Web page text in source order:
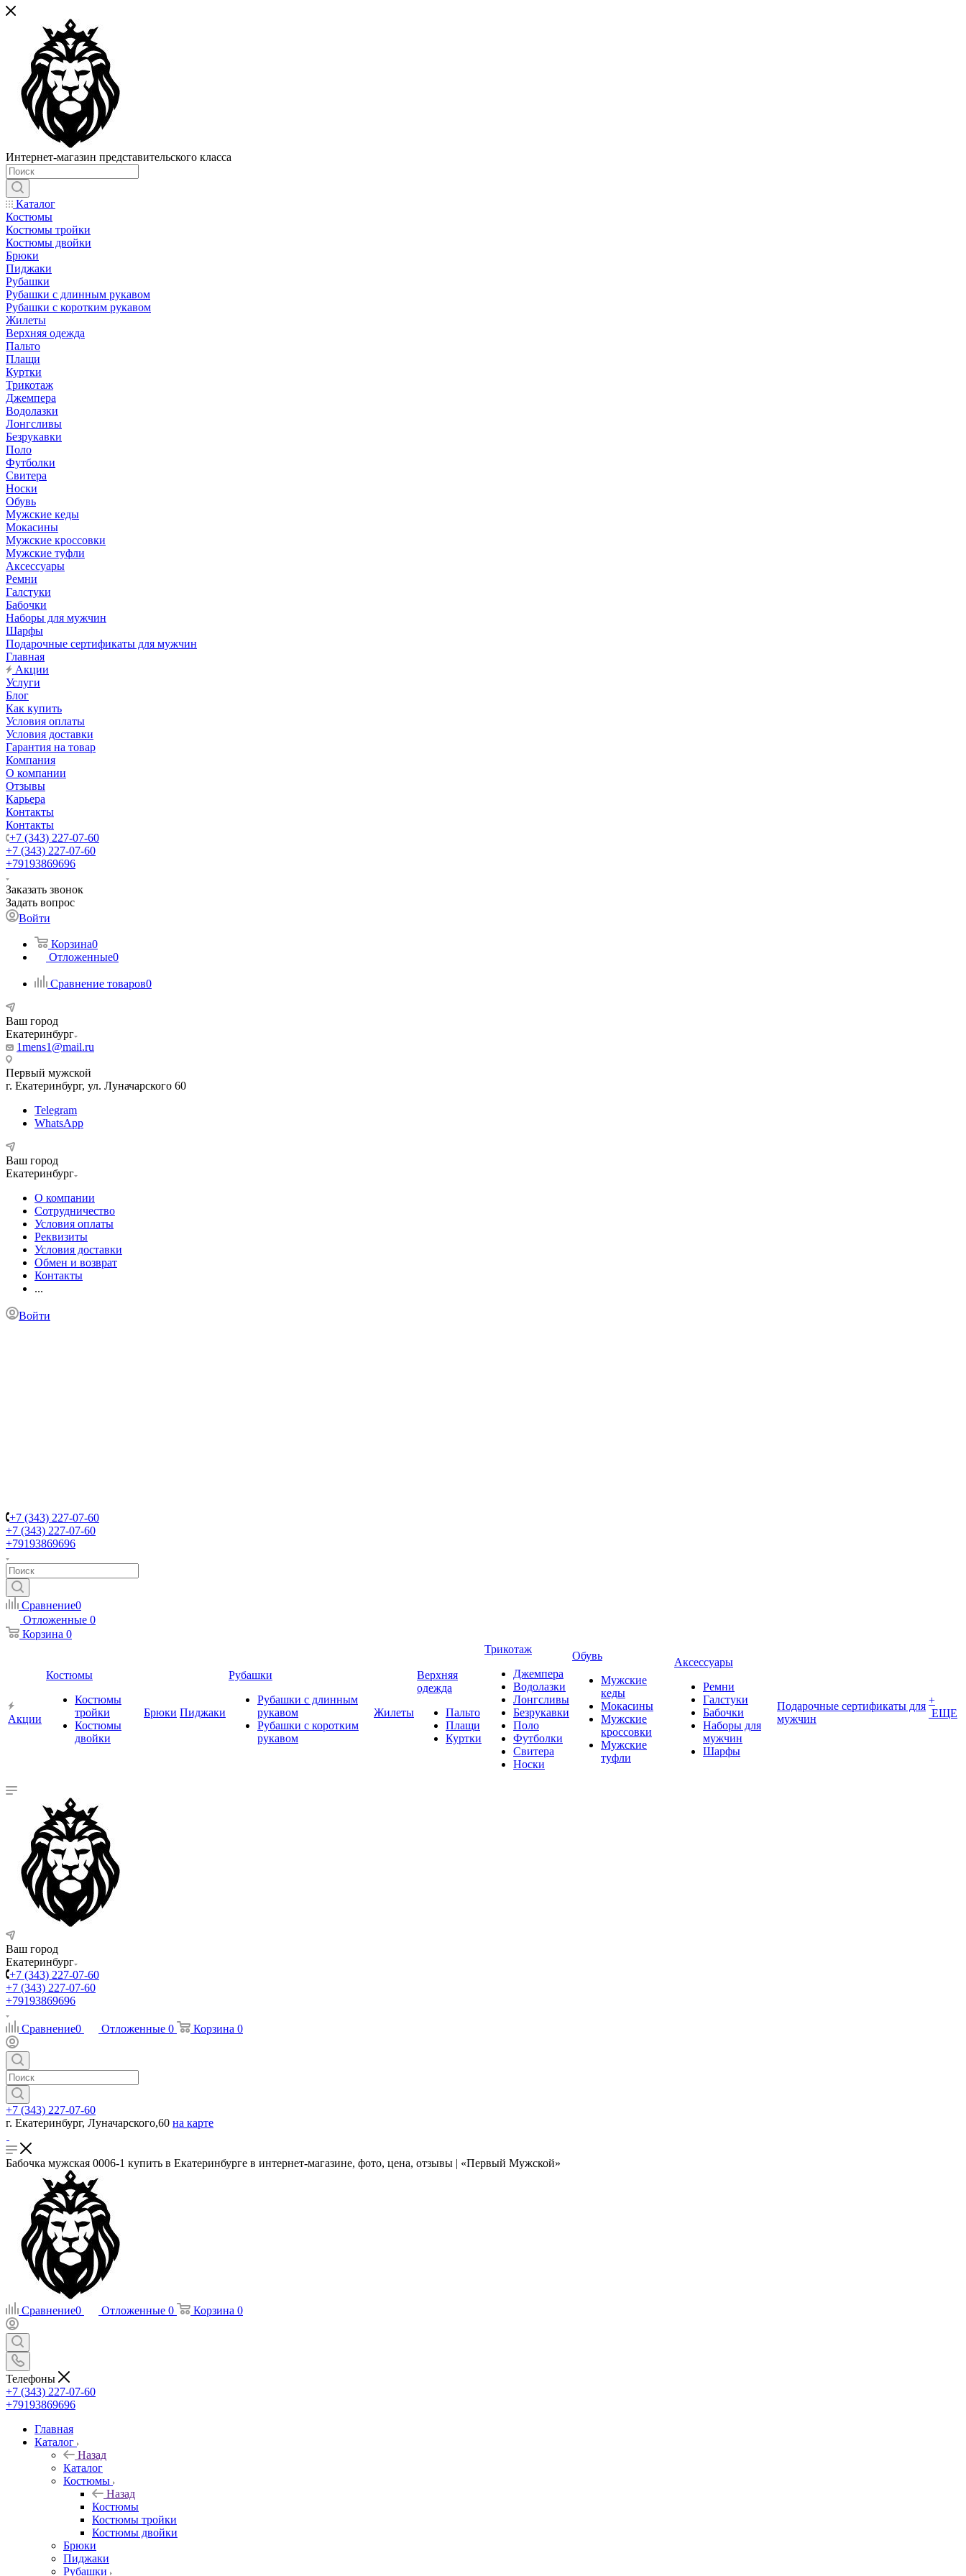
Интернет-магазин представительского класса
Каталог
Костюмы
Костюмы тройки
Костюмы двойки
Брюки
Пиджаки
Рубашки
Рубашки с длинным рукавом
Рубашки с коротким рукавом
Жилеты
Верхняя одежда
Пальто
Плащи
Куртки
Трикотаж
Джемпера
Водолазки
Лонгсливы
Безрукавки
Поло
Футболки
Свитера
Носки
Обувь
Мужские кеды
Мокасины
Мужские кроссовки
Мужские туфли
Аксессуары
Ремни
Галстуки
Бабочки
Наборы для мужчин
Шарфы
Подарочные сертификаты для мужчин
Главная
Акции
Услуги
Блог
Как купить
Условия оплаты
Условия доставки
Гарантия на товар
Компания
О компании
Отзывы
Карьера
Контакты
Контакты
+7 (343) 227-07-60
+7 (343) 227-07-60
+79193869696
Заказать звонок
Задать вопрос
Войти
Корзина0
Отложенные0
Сравнение товаров0
Ваш город
Екатеринбург
1mens1@mail.ru
Первый мужской
г. Екатеринбург, ул. Луначарского 60
Telegram
WhatsApp
Ваш город
Екатеринбург
О компании
Сотрудничество
Условия оплаты
Реквизиты
Условия доставки
Обмен и возврат
Контакты
...
Войти
+7 (343) 227-07-60
+7 (343) 227-07-60
+79193869696
Сравнение0
Отложенные 0
Корзина 0
Акции
Костюмы
Костюмы
тройки
Костюмы
двойки
Брюки Пиджаки
Рубашки
Рубашки с длинным
рукавом
Рубашки с коротким
рукавом
Жилеты
Верхняя
одежда
Пальто
Плащи
Куртки
Трикотаж
Джемпера
Водолазки
Лонгсливы
Безрукавки
Поло
Футболки
Свитера
Носки
Обувь
Мужские
кеды
Мокасины
Мужские
кроссовки
Мужские
туфли
Аксессуары
Ремни
Галстуки
Бабочки
Наборы для
мужчин
Шарфы
Подарочные сертификаты для
мужчин
+
ЕЩЕ
Ваш город
Екатеринбург
+7 (343) 227-07-60
+7 (343) 227-07-60
+79193869696
Сравнение0 Отложенные 0 Корзина 0
+7 (343) 227-07-60
г. Екатеринбург, Луначарского,60 на карте
Бабочка мужская 0006-1 купить в Екатеринбурге в интернет-магазине, фото, цена, отзывы | «Первый Мужской»
Сравнение0 Отложенные 0 Корзина 0
Телефоны
+7 (343) 227-07-60
+79193869696
Главная
Каталог
Назад
Каталог
Костюмы
Назад
Костюмы
Костюмы тройки
Костюмы двойки
Брюки
Пиджаки
Рубашки